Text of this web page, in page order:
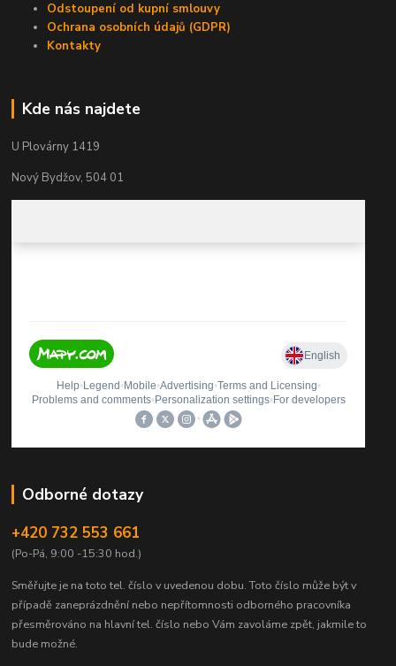
Odstoupení od kupní smlouvy
Ochrana osobních údajů (GDPR)
Kontakty
Kde nás najdete
U Plovárny 1419
Nový Bydžov, 504 01
Odborné dotazy
+420 732 553 661
(Po-Pá, 9:00 -15:30 hod.)
Směřujte je na toto tel. číslo v uvedenou dobu. Toto číslo může být v
případě zaneprázdnění nebo nepřítomnosti odborného pracovníka
přesměrováno na hlavní tel. číslo nebo Vám zavoláme zpět, jakmile to
bude možné.